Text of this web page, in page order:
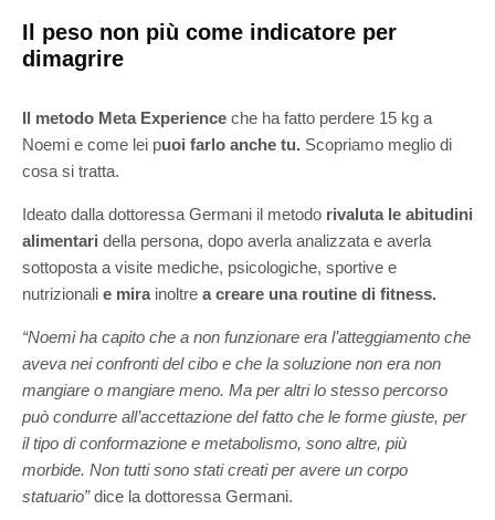
Il peso non più come indicatore per
dimagrire
Il metodo Meta Experience che ha fatto perdere 15 kg a
Noemi e come lei puoi farlo anche tu. Scopriamo meglio di
cosa si tratta.
Ideato dalla dottoressa Germani il metodo rivaluta le abitudini
alimentari della persona, dopo averla analizzata e averla
sottoposta a visite mediche, psicologiche, sportive e
nutrizionali e mirainoltre a creare una routine di fitness.
“Noemi ha capito che a non funzionare era l’atteggiamento che
aveva nei confronti del cibo e che la soluzione non era non
mangiare o mangiare meno. Ma per altri lo stesso percorso
può condurre all’accettazione del fatto che le forme giuste, per
il tipo di conformazione e metabolismo, sono altre, più
morbide. Non tutti sono stati creati per avere un corpo
statuario”dice la dottoressa Germani.